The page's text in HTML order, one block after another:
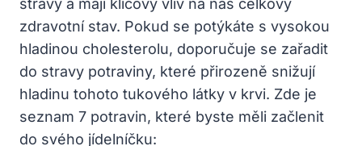
zdravotní stav. Pokud se potýkáte s vysokou
hladinou cholesterolu, doporučuje se zařadit
do stravy potraviny, které přirozeně snižují
hladinu tohoto tukového látky v krvi. Zde je
seznam 7 potravin, které byste měli začlenit
do svého jídelníčku: